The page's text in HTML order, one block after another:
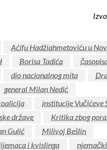
Aćifu Hadžiahmetoviću u
Borisa Tadića
dio nacionalnog mita
general Milan Nedić
institucije Vučićeve
države
Kritika zbog
Gulić
Milivoj Bešlin
i kvislinga